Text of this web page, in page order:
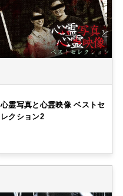
心霊写真と心霊映像 ベストセ
レクション2